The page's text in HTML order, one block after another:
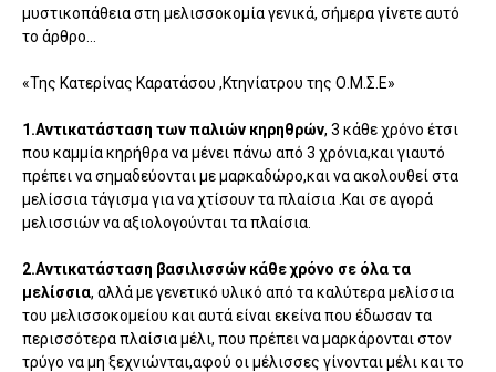
μυστικοπάθεια στη μελισσοκομία γενικά, σήμερα γίνετε αυτό
το άρθρο...
«Της Κατερίνας Καρατάσου ,Κτηνίατρου της Ο.Μ.Σ.Ε»
1.Αντικατάσταση των παλιών κηρηθρών, 3 κάθε χρόνο έτσι
που καμμία κηρήθρα να μένει πάνω από 3 χρόνια,και γιαυτό
πρέπει να σημαδεύονται με μαρκαδώρο,και να ακολουθεί στα
μελίσσια τάγισμα για να χτίσουν τα πλαίσια .Και σε αγορά
μελισσιών να αξιολογούνται τα πλαίσια.
2.Αντικατάσταση βασιλισσών κάθε χρόνο σε όλα τα
μελίσσια, αλλά με γενετικό υλικό από τα καλύτερα μελίσσια
του μελισσοκομείου και αυτά είναι εκείνα που έδωσαν τα
περισσότερα πλαίσια μέλι, που πρέπει να μαρκάρονται στον
τρύγο να μη ξεχνιώνται,αφού οι μέλισσες γίνονται μέλι και το